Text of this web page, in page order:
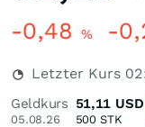
-0,48 % -
Letzter Kurs
Geldkurs
05.08.26
51,11 USD
500 STK